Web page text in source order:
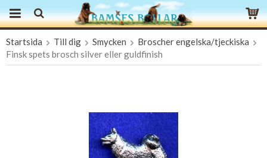
Produkten har blivit tillagd i varukorgen
Startsida Till dig Smycken
Broscher engelska/tjeckiska
Finsk spets brosch silver eller guldfinish